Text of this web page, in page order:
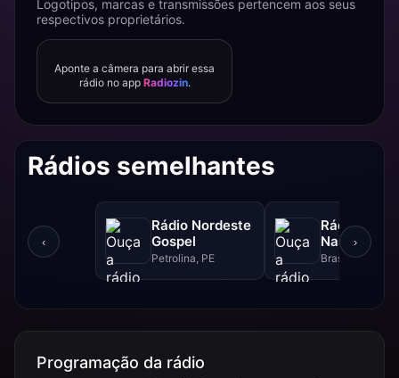
Logotipos, marcas e transmissões pertencem aos seus
respectivos proprietários.
Aponte a câmera para abrir essa
rádio no app Radiozin.
Rádios semelhantes
‹
Rádio Nordeste
Gospel
Petrolina, PE
Rádio Sol
Nascente
Brasília, DF
›
Programação da rádio